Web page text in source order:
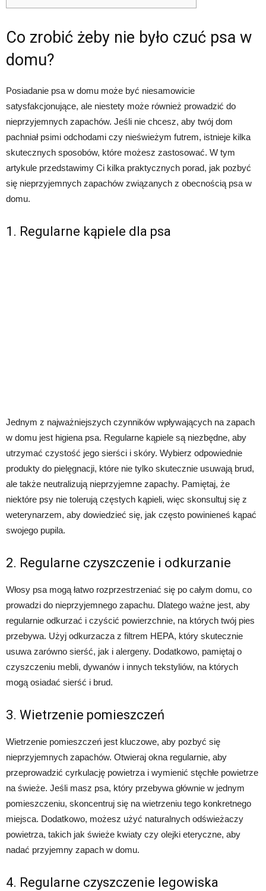
Co zrobić żeby nie było czuć psa w
domu?
Posiadanie psa w domu może być niesamowicie
satysfakcjonujące, ale niestety może również prowadzić do
nieprzyjemnych zapachów. Jeśli nie chcesz, aby twój dom
pachniał psimi odchodami czy nieświeżym futrem, istnieje kilka
skutecznych sposobów, które możesz zastosować. W tym
artykule przedstawimy Ci kilka praktycznych porad, jak pozbyć
się nieprzyjemnych zapachów związanych z obecnością psa w
domu.
1. Regularne kąpiele dla psa
Jednym z najważniejszych czynników wpływających na zapach
w domu jest higiena psa. Regularne kąpiele są niezbędne, aby
utrzymać czystość jego sierści i skóry. Wybierz odpowiednie
produkty do pielęgnacji, które nie tylko skutecznie usuwają brud,
ale także neutralizują nieprzyjemne zapachy. Pamiętaj, że
niektóre psy nie tolerują częstych kąpieli, więc skonsultuj się z
weterynarzem, aby dowiedzieć się, jak często powinieneś kąpać
swojego pupila.
2. Regularne czyszczenie i odkurzanie
Włosy psa mogą łatwo rozprzestrzeniać się po całym domu, co
prowadzi do nieprzyjemnego zapachu. Dlatego ważne jest, aby
regularnie odkurzać i czyścić powierzchnie, na których twój pies
przebywa. Użyj odkurzacza z filtrem HEPA, który skutecznie
usuwa zarówno sierść, jak i alergeny. Dodatkowo, pamiętaj o
czyszczeniu mebli, dywanów i innych tekstyliów, na których
mogą osiadać sierść i brud.
3. Wietrzenie pomieszczeń
Wietrzenie pomieszczeń jest kluczowe, aby pozbyć się
nieprzyjemnych zapachów. Otwieraj okna regularnie, aby
przeprowadzić cyrkulację powietrza i wymienić stęchłe powietrze
na świeże. Jeśli masz psa, który przebywa głównie w jednym
pomieszczeniu, skoncentruj się na wietrzeniu tego konkretnego
miejsca. Dodatkowo, możesz użyć naturalnych odświeżaczy
powietrza, takich jak świeże kwiaty czy olejki eteryczne, aby
nadać przyjemny zapach w domu.
4. Regularne czyszczenie legowiska